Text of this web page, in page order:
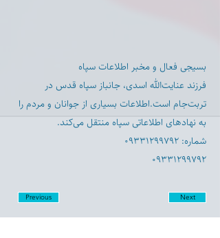
بسیجی فعال و مخبر اطلاعات سپاه
فرزند عنایت‌الله اسدی، جانباز سپاه قدس در
تربت‌جام است.اطلاعات بسیاری از جوانان و مردم را
به نهادهای اطلاعاتی سپاه منتقل می‌کند.
شماره: ۰۹۳۳۱۲۹۹۷۹۲
۰۹۳۳۱۲۹۹۷۹۲
Previous Next